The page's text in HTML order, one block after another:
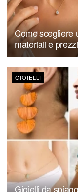
Come scegliere
materiali e prezzi
GIOIELLI
Gioielli da